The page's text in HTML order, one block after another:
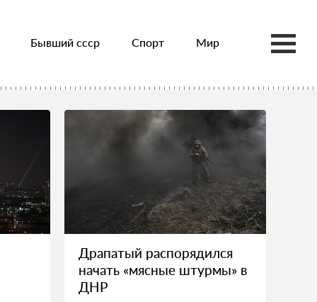
Бывший ссср Спорт Мир
Драпатый распорядился
начать «мясные штурмы» в
ДНР